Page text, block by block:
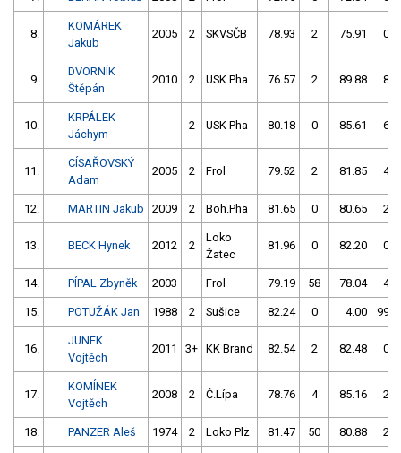
8.
KOMÁREK
Jakub
2005 2 SKVSČB 78.93 2 75.91 0
9.
DVORNÍK
Štěpán
2010 2 USK Pha 76.57 2 89.88 8
10.
KRPÁLEK
Jáchym
2 USK Pha 80.18 0 85.61 6
11.
CÍSAŘOVSKÝ
Adam
2005 2 Frol 79.52 2 81.85 4
12. MARTIN Jakub 2009 2 Boh.Pha 81.65 0 80.65 2
13. BECK Hynek 2012 2
Loko
Žatec
81.96 0 82.20 0
14. PÍPAL Zbyněk 2003 Frol 79.19 58 78.04 4
15. POTUŽÁK Jan 1988 2 Sušice 82.24 0 4.00 999
16.
JUNEK
Vojtěch
2011 3+ KK Brand 82.54 2 82.48 0
17.
KOMÍNEK
Vojtěch
2008 2 Č.Lípa 78.76 4 85.16 2
18. PANZER Aleš 1974 2 Loko Plz 81.47 50 80.88 2